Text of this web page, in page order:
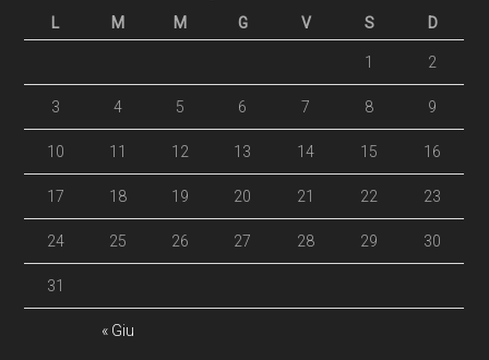
L
M M G V S D
« Giu
1 2
3 4 5 6 7 8 9
10 11 12 13 14 15 16
17 18 19 20 21 22 23
24 25 26 27 28 29 30
31